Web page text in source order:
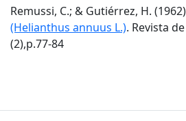
Remussi, C.; & Gutiérrez, H.
(Helianthus annuus L.). Revista
(2),p.77-84